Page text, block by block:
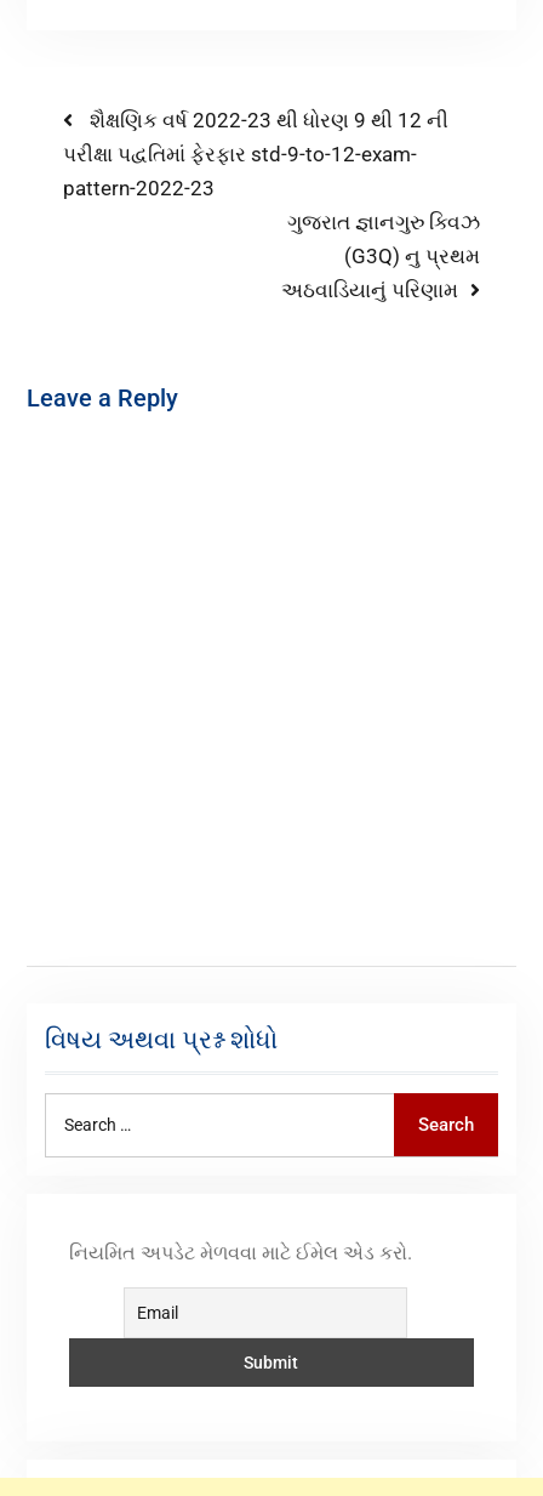
શૈક્ષણિક વર્ષ 2022-23 થી ધોરણ 9 થી 12 ની
પરીક્ષા પદ્વતિમાં ફેરફાર std-9-to-12-exam-
pattern-2022-23
ગુજરાત જ્ઞાનગુરુ ક્વિઝ
(G3Q) નુ પ્રથમ
અ‍ઠવાડિયાનું પરિણામ
Leave a Reply
વિષય અથવા પ્રશ્ન શોધો
Search
નિયમિત અપડેટ મેળવવા માટે ઈમેલ એડ કરો.